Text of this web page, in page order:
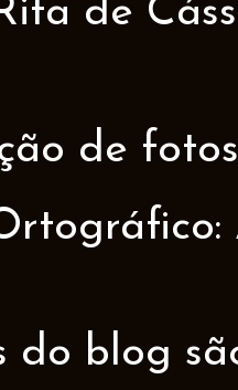
de
de
do blog